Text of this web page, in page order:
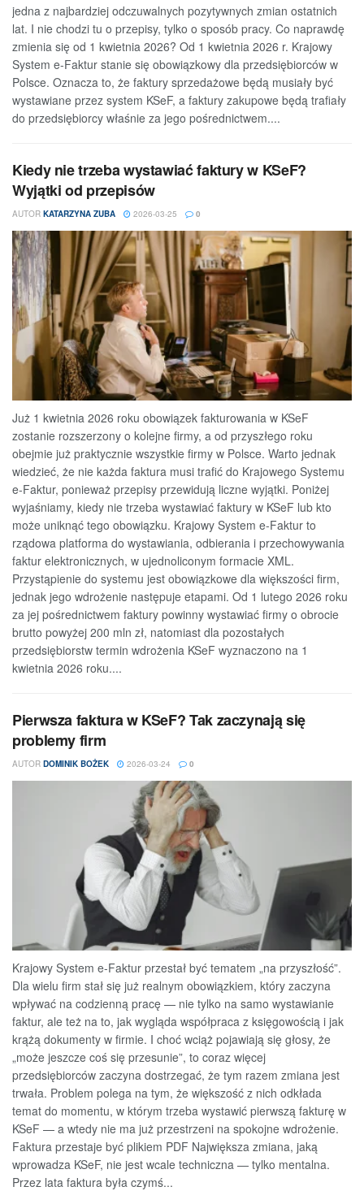
jedna z najbardziej odczuwalnych pozytywnych zmian ostatnich
lat. I nie chodzi tu o przepisy, tylko o sposób pracy. Co naprawdę
zmienia się od 1 kwietnia 2026? Od 1 kwietnia 2026 r. Krajowy
System e-Faktur stanie się obowiązkowy dla przedsiębiorców w
Polsce. Oznacza to, że faktury sprzedażowe będą musiały być
wystawiane przez system KSeF, a faktury zakupowe będą trafiały
do przedsiębiorcy właśnie za jego pośrednictwem....
Kiedy nie trzeba wystawiać faktury w KSeF?
Wyjątki od przepisów
AUTOR KATARZYNA ZUBA 2026-03-25 0
Już 1 kwietnia 2026 roku obowiązek fakturowania w KSeF
zostanie rozszerzony o kolejne firmy, a od przyszłego roku
obejmie już praktycznie wszystkie firmy w Polsce. Warto jednak
wiedzieć, że nie każda faktura musi trafić do Krajowego Systemu
e-Faktur, ponieważ przepisy przewidują liczne wyjątki. Poniżej
wyjaśniamy, kiedy nie trzeba wystawiać faktury w KSeF lub kto
może uniknąć tego obowiązku. Krajowy System e-Faktur to
rządowa platforma do wystawiania, odbierania i przechowywania
faktur elektronicznych, w ujednoliconym formacie XML.
Przystąpienie do systemu jest obowiązkowe dla większości firm,
jednak jego wdrożenie następuje etapami. Od 1 lutego 2026 roku
za jej pośrednictwem faktury powinny wystawiać firmy o obrocie
brutto powyżej 200 mln zł, natomiast dla pozostałych
przedsiębiorstw termin wdrożenia KSeF wyznaczono na 1
kwietnia 2026 roku....
Pierwsza faktura w KSeF? Tak zaczynają się
problemy firm
AUTOR DOMINIK BOŻEK 2026-03-24 0
Krajowy System e-Faktur przestał być tematem „na przyszłość”.
Dla wielu firm stał się już realnym obowiązkiem, który zaczyna
wpływać na codzienną pracę — nie tylko na samo wystawianie
faktur, ale też na to, jak wygląda współpraca z księgowością i jak
krążą dokumenty w firmie. I choć wciąż pojawiają się głosy, że
„może jeszcze coś się przesunie”, to coraz więcej
przedsiębiorców zaczyna dostrzegać, że tym razem zmiana jest
trwała. Problem polega na tym, że większość z nich odkłada
temat do momentu, w którym trzeba wystawić pierwszą fakturę w
KSeF — a wtedy nie ma już przestrzeni na spokojne wdrożenie.
Faktura przestaje być plikiem PDF Największa zmiana, jaką
wprowadza KSeF, nie jest wcale techniczna — tylko mentalna.
Przez lata faktura była czymś...